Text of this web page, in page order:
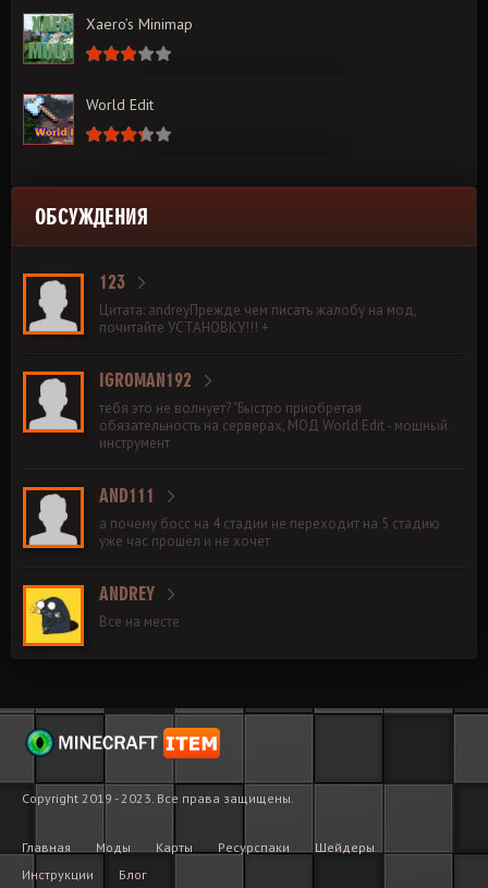
Xaero’s Minimap
World Edit
ОБСУЖДЕНИЯ
123
Цитата: andreyПрежде чем писать жалобу на мод,
почитайте УСТАНОВКУ!!! +
IGROMAN192
тебя это не волнует? "Быстро приобретая
обязательность на серверах, МОД World Edit - мощный
инструмент
AND111
а почему босс на 4 стадии не переходит на 5 стадию
уже час прошёл и не хочет
ANDREY
Все на месте
Copyright 2019 - 2023. Все права защищены.
Главная Моды Карты Ресурспаки
Шейдеры
Инструкции
Блог